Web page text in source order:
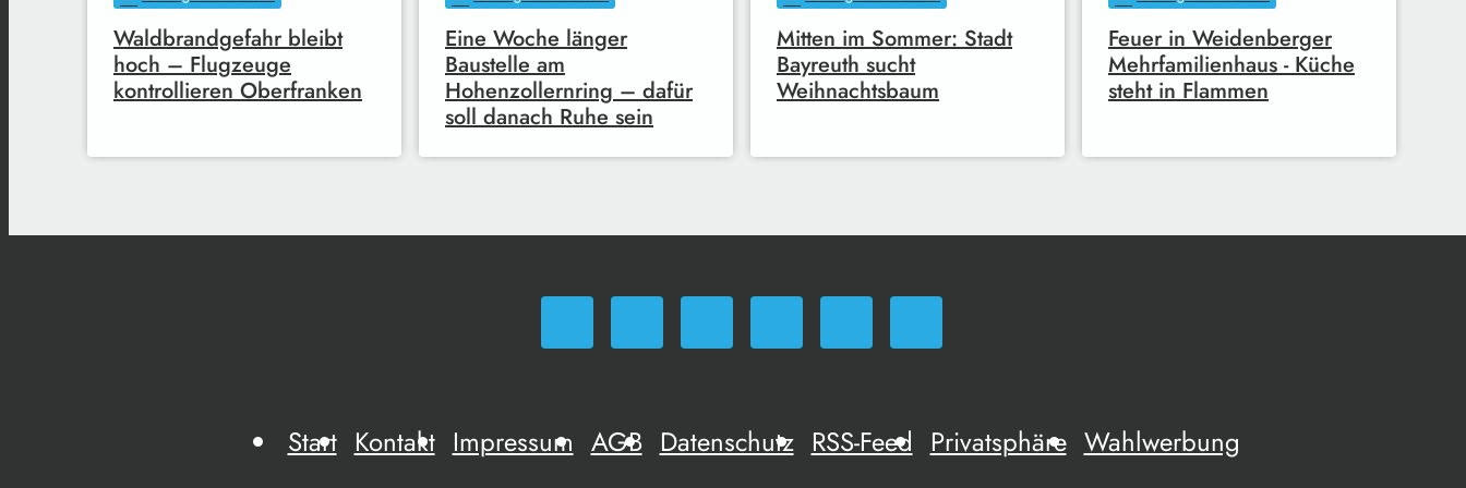
Waldbrandgefahr bleibt
hoch – Flugzeuge
kontrollieren Oberfranken
Eine Woche länger
Baustelle am
Hohenzollernring – dafür
soll danach Ruhe sein
Mitten im Sommer: Stadt
Bayreuth sucht
Weihnachtsbaum
Feuer in Weidenberger
Mehrfamilienhaus - Küche
steht in Flammen
Start Kontakt Impressum AGB Datenschutz RSS-Feed Privatsphäre Wahlwerbung